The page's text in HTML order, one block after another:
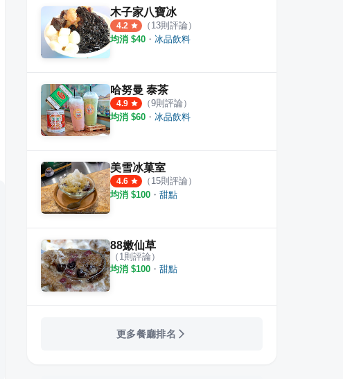
家鄉八寶冰
14則評論
金八寶 圓仔冰
木子家八寶冰
4.2 （ 13則評論）
均消 $40 ・ 冰品飲料
哈努曼 泰茶
4.9 （9則評論）
均消 $60 ・ 冰品飲料
美雪冰菓室
4.6 （ 15則評論）
均消 $100 ・ 甜點
88嫩仙草
（ 1則評論）
均消 $100 ・ 甜點
更多餐廳排名